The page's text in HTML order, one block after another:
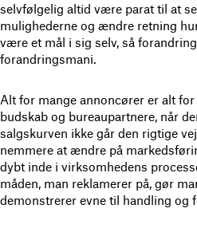
selvfølgelig altid være parat til at
mulighederne og ændre retning
være et mål i sig selv, så
forandringsmani.
Alt for mange annoncører er alt
budskab og bureaupartnere, når
salgskurven ikke går den rigtige
nemmere at ændre på
dybt inde i virksomhedens
måden, man reklamerer på, gør
demonstrerer evne til handling og